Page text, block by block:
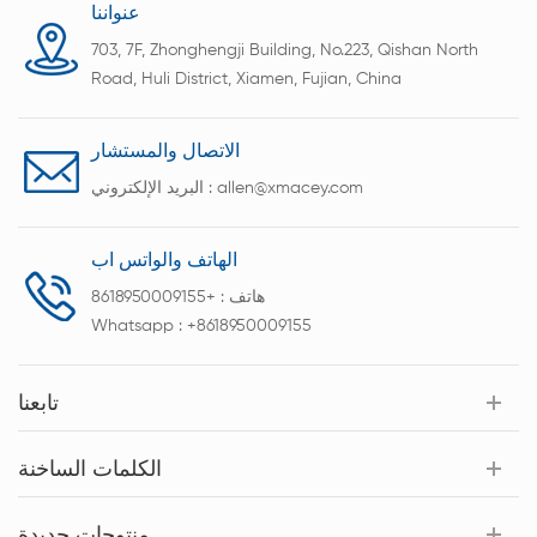
عنواننا
703, 7F, Zhonghengji Building, No.223, Qishan North
Road, Huli District, Xiamen, Fujian, China
الاتصال والمستشار
البريد الإلكتروني : allen@xmacey.com
الهاتف والواتس اب
هاتف : +8618950009155
Whatsapp : +8618950009155
تابعنا
الكلمات الساخنة